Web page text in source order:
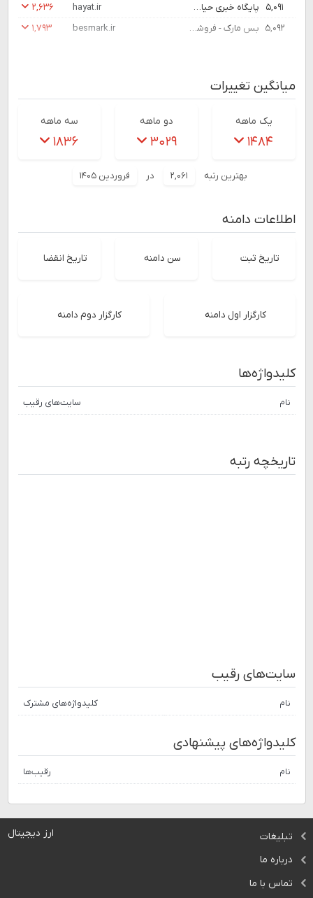
۵,۰۹۱
پایگاه خبری حیات | اخبار ایران و جهان | Hayat News Agency hayat.ir
۲,۶۳۶
۵,۰۹۲
بس مارک - فروشگاه اینترنتی نسل امروز besmark.ir ۱,۷۹۳
میانگین تغییرات
یک ماهه
۱۴۸۴
دو ماهه
۳۰۲۹
سه ماهه
۱۸۳۶
بهترین رتبه ۲,۰۶۱ در فروردین ۱۴۰۵
اطلاعات دامنه
تاریخ ثبت سن دامنه تاریخ انقضا
کارگزار اول دامنه کارگزار دوم دامنه
کلیدواژه‌ها
نام سایت‌های رقیب
تاریخچه رتبه
سایت‌های رقیب
نام کلیدواژه‌های مشترک
کلیدواژه‌های پیشنهادی
نام رقیب‌ها
ارز دیجیتال
تبلیغات
درباره ما
تماس با ما